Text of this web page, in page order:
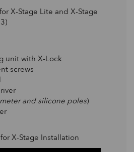
X-Stage Lite and X-Stage
unit with X-Lock
screws
and silicone poles)
X-Stage Installation